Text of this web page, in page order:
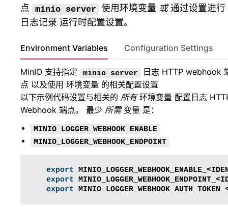
点
minio server 使用环境变量 或通过设置进行
日志记录 运行时配置设置。
Environment Variables
MinIO 支持指定 minio server
日志 HTTP webhook
点 以及使用 环境变量 的相关配置设置
以下示例代码设置与相关的 所有环境变量 配置日志
Webhook 端点。 最少 所需变量 是：
MINIO_LOGGER_WEBHOOK_ENABLE
MINIO_LOGGER_WEBHOOK_ENDPOINT
export
export
export
Configuration Settings